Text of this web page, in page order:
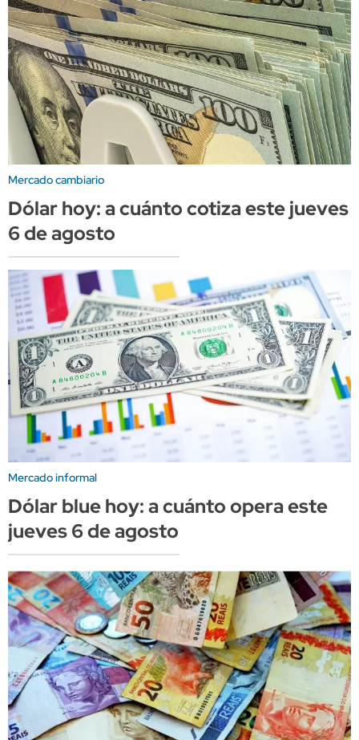
Mercado cambiario
Dólar hoy: a cuánto cotiza este jueves
6 de agosto
Mercado informal
Dólar blue hoy: a cuánto opera este
jueves 6 de agosto